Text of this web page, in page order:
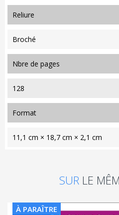
reliure
Broché
nbre de pages
128
format
11,1 cm × 18,7 cm × 2,1 cm
SUR LE
À PARAÎTRE